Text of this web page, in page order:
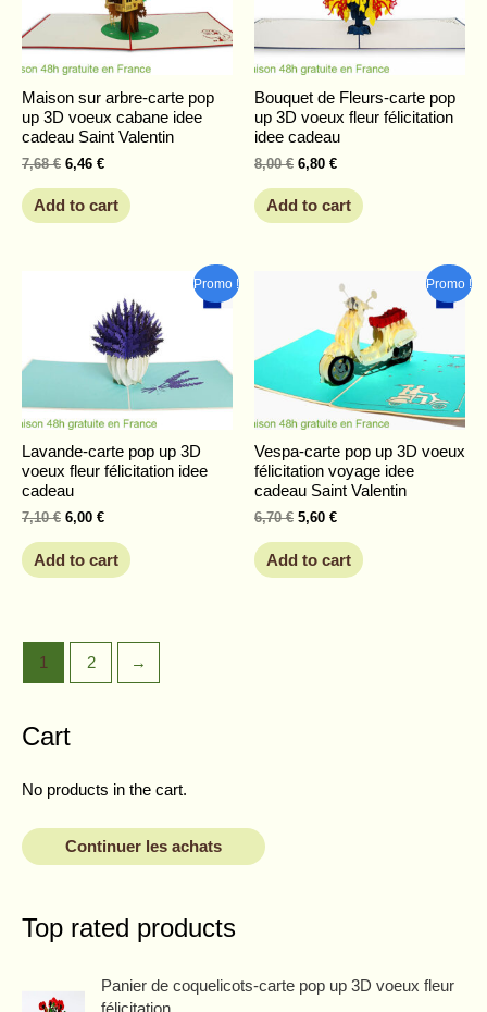
Maison sur arbre-carte pop
up 3D voeux cabane idee
cadeau Saint Valentin
7,68€ 6,46 €
Add to cart
Bouquet de Fleurs-carte pop
up 3D voeux fleur félicitation
idee cadeau
8,00€ 6,80 €
Add to cart
Promo !
Lavande-carte pop up 3D
voeux fleur félicitation idee
cadeau
7,10€
7,10 €.
6,00 €
price
is:
6,00 €.
Add to cart
Promo !
Vespa-carte pop up 3D voeux
félicitation voyage idee
cadeau Saint Valentin
6,70€
Original
6,70 €.
5,60 €
Current
price
is:
5,60 €.
Add to cart
1 2 →
Cart
No products in the cart.
Continuer les achats
Top rated products
Panier de coquelicots-carte pop up 3D voeux fleur
O
r
u